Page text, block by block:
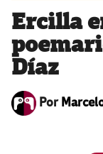
Ercilla
Díaz
Por